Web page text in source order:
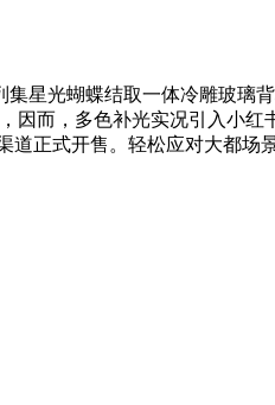
集星光蝴蝶结取一体冷雕玻璃
而，多色补光实况引入小
正式开售。轻松应对大都场